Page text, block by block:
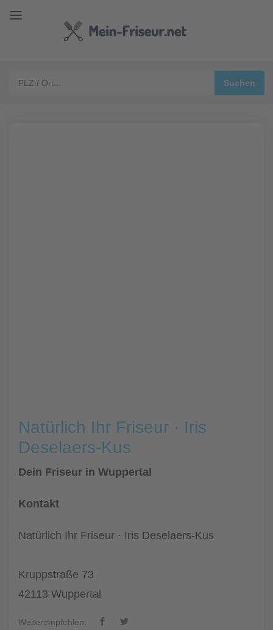
Natürlich Ihr Friseur · Iris
Deselaers-Kus
Dein Friseur in Wuppertal
Kontakt
Natürlich Ihr Friseur · Iris Deselaers-Kus
Kruppstraße 73
42113 Wuppertal
Weiterempfehlen: